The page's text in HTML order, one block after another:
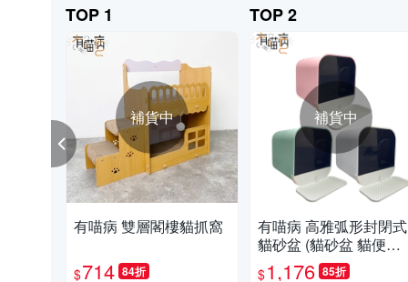
TOP 1
補貨中
有喵病 雙層閣樓貓抓窩
$714 84折
TOP 2
補貨中
有喵病 高雅弧形封閉式
貓砂盆 (貓砂盆 貓便盆
尿盆)
$1,176 85折